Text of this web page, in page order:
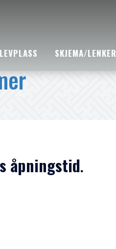
SKJEMA/LENKER
åpningstid.